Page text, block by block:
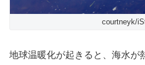
courtneyk/
地球温暖化が起きると、海水が